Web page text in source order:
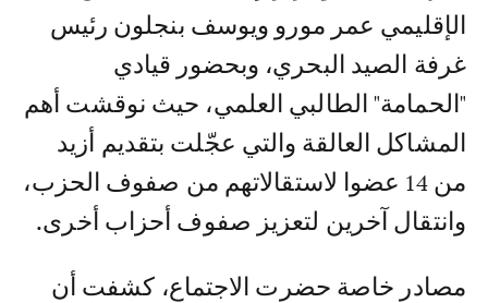
الإقليمي عمر مورو ويوسف بنجلون رئيس
غرفة الصيد البحري، وبحضور قيادي
"الحمامة" الطالبي العلمي، حيث نوقشت أهم
المشاكل العالقة والتي عجّلت بتقديم أزيد
من 14 عضوا لاستقالاتهم من صفوف الحزب،
وانتقال آخرين لتعزيز صفوف أحزاب أخرى.
مصادر خاصة حضرت الاجتماع، كشفت أن